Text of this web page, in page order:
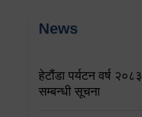
News
हेटौंडा पर्यटन वर्ष
सम्बन्धी सूचना